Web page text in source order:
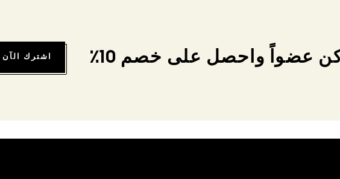
كن عضواً واحصل على خصم 10٪ اشترك الآن